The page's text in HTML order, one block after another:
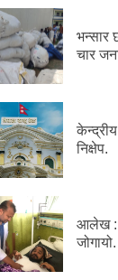
भन्सार
चार
निक्षेप.
आलेख :
जोगायो.